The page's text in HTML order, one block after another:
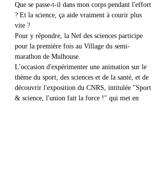
Que se passe-t-il dans mon corps pendant l'effort
? Et la science, ça aide vraiment à courir plus
vite ?
Pour y répondre, la Nef des sciences participe
pour la première fois au Village du semi-
marathon de Mulhouse.
L'occasion d'expérimenter une animation sur le
thème du sport, des sciences et de la santé, et de
découvrir l'exposition du CNRS, intitulée "Sport
& science, l'union fait la force !" qui met en